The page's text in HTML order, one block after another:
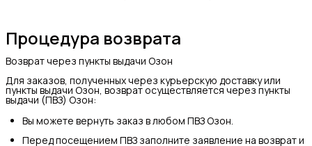
Процедура возврата
Возврат через пункты выдачи Озон
Для заказов, полученных через курьерскую доставку или
пункты выдачи Озон, возврат осуществляется через пункты
выдачи (ПВЗ) Озон:
Вы можете вернуть заказ в любом ПВЗ Озон.
Перед посещением ПВЗ заполните заявление на возврат и